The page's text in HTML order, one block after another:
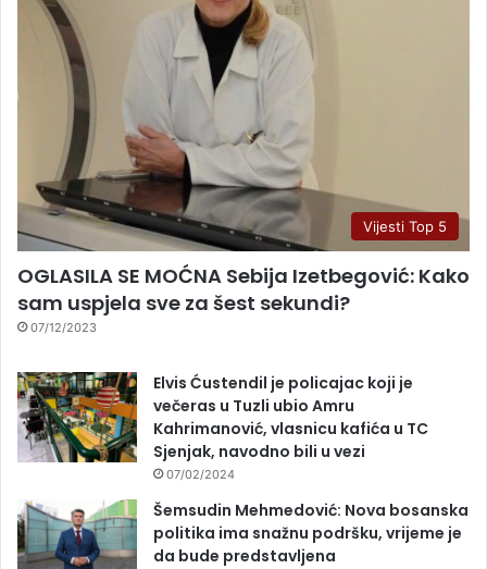
Vijesti Top 5
OGLASILA SE MOĆNA Sebija Izetbegović: Kako
sam uspjela sve za šest sekundi?
07/12/2023
Elvis Ćustendil je policajac koji je
večeras u Tuzli ubio Amru
Kahrimanović, vlasnicu kafića u TC
Sjenjak, navodno bili u vezi
07/02/2024
Šemsudin Mehmedović: Nova bosanska
politika ima snažnu podršku, vrijeme je
da bude predstavljena